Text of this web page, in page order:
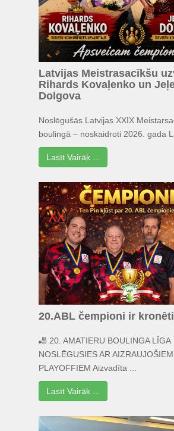
Latvijas Meistrasacīkšu
Rihards Kovaļenko un
Dolgova
Noslēgušās Latvijas XXIX
boulingā – noskaidroti 2026. gada
Lasīt Vairāk ...
20.ABL čempioni ir kronēti
🎳 20. AMATIERU BOULINGA LĪGA
NOSLĒGUSIES AR AIZRAUJOŠIEM
PLAYOFFIEM Aizvadīta ...
Lasīt Vairāk ...